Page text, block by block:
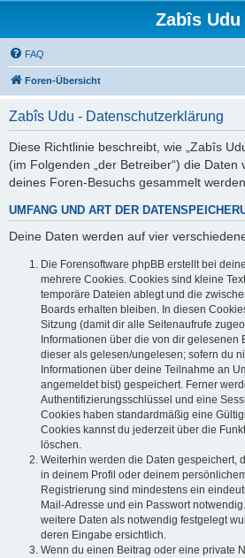
Zabîs Udu
FAQ
Foren-Übersicht
Zabîs Udu - Datenschutzerklärung
Diese Richtlinie beschreibt, wie „Zabîs
(im Folgenden „der Betreiber“) die Daten
deines Foren-Besuchs gesammelt werden.
UMFANG UND ART DER
Deine Daten werden auf vier
Die Forensoftware phpBB erstellt bei
mehrere Cookies. Cookies sind kleine
temporäre Dateien ablegt und die
Boards erhalten bleiben. In diesen
Sitzung (damit dir alle Seitenaufrufe
Informationen über die von dir gelesenen
dieser als gelesen/ungelesen; sofern du
Informationen über deine Teilnahme an
angemeldet bist) gespeichert. Ferner
Authentifizierungsschlüssel und eine
Cookies haben standardmäßig eine
Cookies kannst du jederzeit über die
löschen.
Weiterhin werden die Daten gespeichert,
in deinem Profil oder deinem
Registrierung sind mindestens ein
Mail-Adresse und ein Passwort
weitere Daten als notwendig festgelegt
deren Eingabe ersichtlich.
Wenn du einen Beitrag oder eine private